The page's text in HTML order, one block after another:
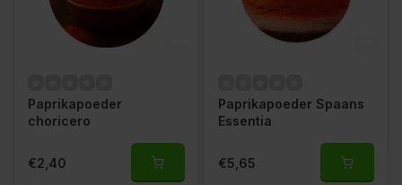
Paprikapoeder
choricero
€2,40
Paprikapoeder Spaans
Essentia
€5,65